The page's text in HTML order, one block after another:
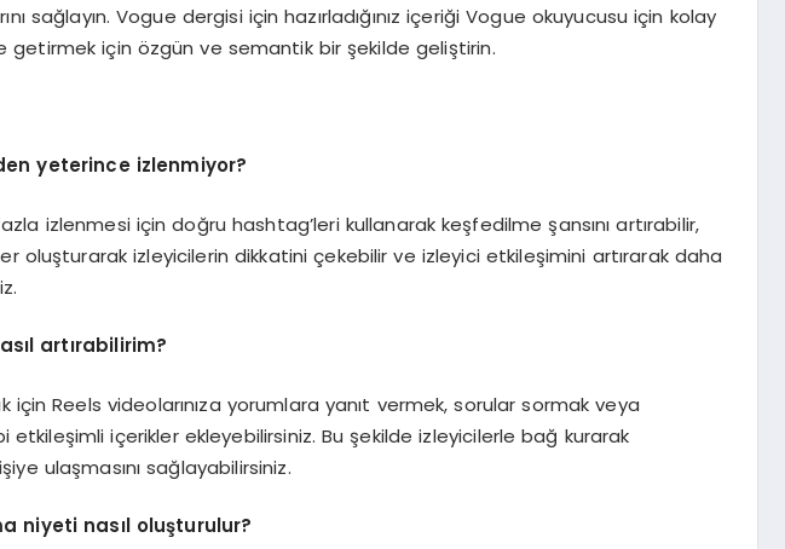
sağlayın. Vogue dergisi için hazırladığınız içeriği Vogue okuyucusu için kolay
getirmek için özgün ve semantik bir şekilde geliştirin.
yeterince izlenmiyor?
izlenmesi için doğru hashtag’leri kullanarak keşfedilme şansını artırabilir,
oluşturarak izleyicilerin dikkatini çekebilir ve izleyici etkileşimini artırarak daha
artırabilirim?
için Reels videolarınıza yorumlara yanıt vermek, sorular sormak veya
içerikler ekleyebilirsiniz. Bu şekilde izleyicilerle bağ kurarak
ulaşmasını sağlayabilirsiniz.
niyeti nasıl oluşturulur?